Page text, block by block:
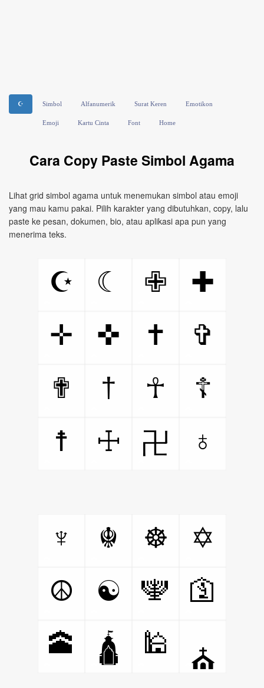
☪ Simbol Alfanumerik Surat Keren Emotikon
Emoji Kartu Cinta Font Home
Cara Copy Paste Simbol Agama
Lihat grid simbol agama untuk menemukan simbol atau emoji
yang mau kamu pakai. Pilih karakter yang dibutuhkan, copy, lalu
paste ke pesan, dokumen, bio, atau aplikasi apa pun yang
menerima teks.
☪ ☾ ✙
✚
✛
✜ ✝
✞
✟
† ☥
☦
☨
☩ 卍 ♁
♆ ☬ ☸
✡
☮
☯ 🕎
🛐
🕋
🛕 🕌
⛪